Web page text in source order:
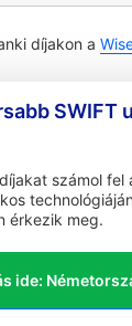
díjakon a
SWIFT
számol fel
érkezik meg.
ide: